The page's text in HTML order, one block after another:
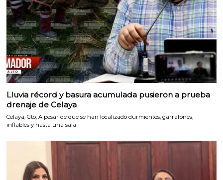
Lluvia récord y basura acumulada pusieron a prueba
drenaje de Celaya
Celaya, Gto; A pesar de que se han localizado durmientes, garrafones,
inflables y hasta una sala